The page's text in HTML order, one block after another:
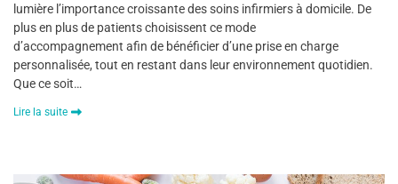
lumière l’importance croissante des soins infirmiers à domicile. De
plus en plus de patients choisissent ce mode
d’accompagnement afin de bénéficier d’une prise en charge
personnalisée, tout en restant dans leur environnement quotidien.
Que ce soit…
Lire la suite